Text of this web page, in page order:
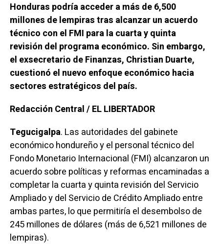
Honduras podría acceder a más de 6,500
millones de lempiras tras alcanzar un acuerdo
técnico con el FMI para la cuarta y quinta
revisión del programa económico. Sin embargo,
el exsecretario de Finanzas, Christian Duarte,
cuestionó el nuevo enfoque económico hacia
sectores estratégicos del país.
Redacción Central / EL LIBERTADOR
Tegucigalpa. Las autoridades del gabinete
económico hondureño y el personal técnico del
Fondo Monetario Internacional (FMI) alcanzaron un
acuerdo sobre políticas y reformas encaminadas a
completar la cuarta y quinta revisión del Servicio
Ampliado y del Servicio de Crédito Ampliado entre
ambas partes, lo que permitiría el desembolso de
245 millones de dólares (más de 6,521 millones de
lempiras).